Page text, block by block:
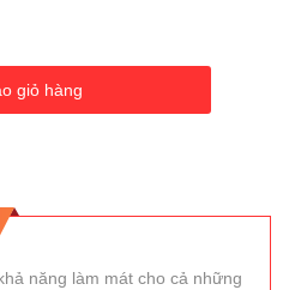
giỏ hàng
khả năng làm mát cho cả những